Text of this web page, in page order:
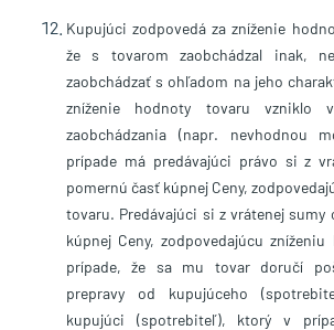
Kupujúci zodpovedá za zníženie
že s tovarom zaobchádzal inak,
zaobchádzať s ohľadom na jeho
zníženie hodnoty tovaru vzniklo
zaobchádzania (napr. nevhodnou
prípade má predávajúci právo si z
pomernú časť kúpnej Ceny,
tovaru. Predávajúci si z vrátenej sumy
kúpnej Ceny, zodpovedajúcu
prípade, že sa mu tovar doručí
prepravy od kupujúceho
kupujúci (spotrebiteľ), ktorý v